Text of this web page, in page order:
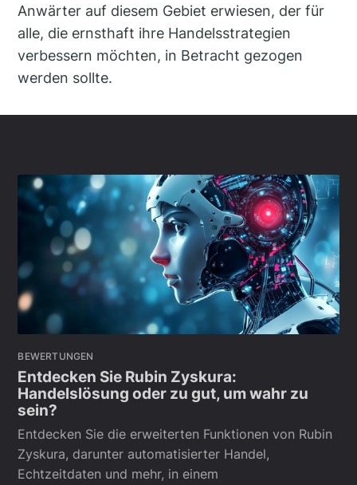
Anwärter auf diesem Gebiet erwiesen, der für
alle, die ernsthaft ihre Handelsstrategien
verbessern möchten, in Betracht gezogen
werden sollte.
BEWERTUNGEN
Entdecken Sie Rubin Zyskura:
Handelslösung oder zu gut, um wahr zu
sein?
Entdecken Sie die erweiterten Funktionen von Rubin
Zyskura, darunter automatisierter Handel,
Echtzeitdaten und mehr, in einem